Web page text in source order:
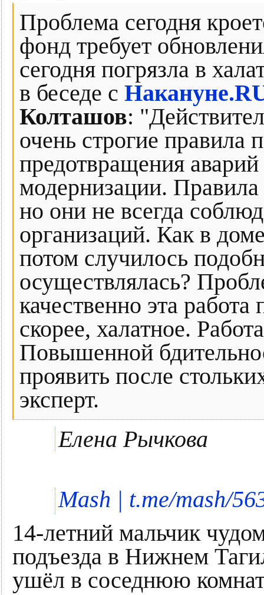
Проблема сегодня
фонд требует
сегодня погрязла в
в беседе с
Колташов:
очень строгие правила
предотвращения аварий
модернизации. Правила
но они не всегда
организаций. Как в
потом случилось
осуществлялась?
качественно эта
скорее, халатное.
Повышенной
проявить после
эксперт.
Елена Рычкова
Mash | t.me/mash/
14-летний мальчик
подъезда в Нижнем
ушёл в соседнюю